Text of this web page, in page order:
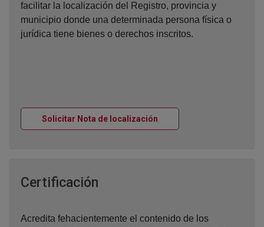
facilitar la localización del Registro, provincia y
municipio donde una determinada persona física o
jurídica tiene bienes o derechos inscritos.
Solicitar Nota de localización
Certificación
Acredita fehacientemente el contenido de los